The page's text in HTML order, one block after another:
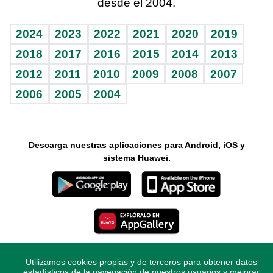
Vida y familia
Eñe
Celebrando la vida
Sin complejos
En pocas palabras
Escuchando al corazón
Economía Personal
Consulta Libre
BRV
TBT Deportivo
Más firmas
Guía del dinero
Horóscopos
desde el 2004.
2024 2023 2022 2021 2020
2019
2018
2017 2016 2015 2014
2013
2012
2011 2010 2009 2008
2007
2006
2005 2004
Descarga nuestras aplicaciones para Android, iOS y
sistema Huawei.
© 2021 Diario Libre, todos los derechos reservados.
Utilizamos cookies propias y de terceros para obtener datos